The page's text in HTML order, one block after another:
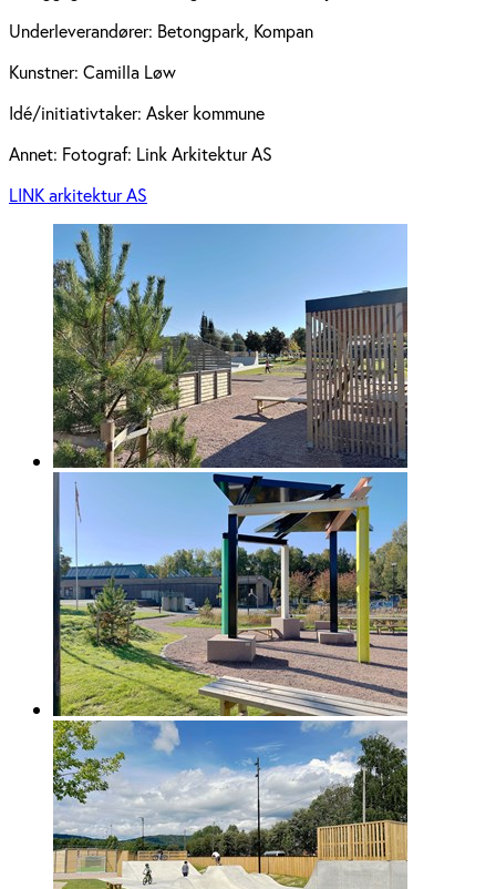
Underleverandører: Betongpark, Kompan
Kunstner: Camilla Løw
Idé/initiativtaker: Asker kommune
Annet: Fotograf: Link Arkitektur AS
LINK arkitektur AS